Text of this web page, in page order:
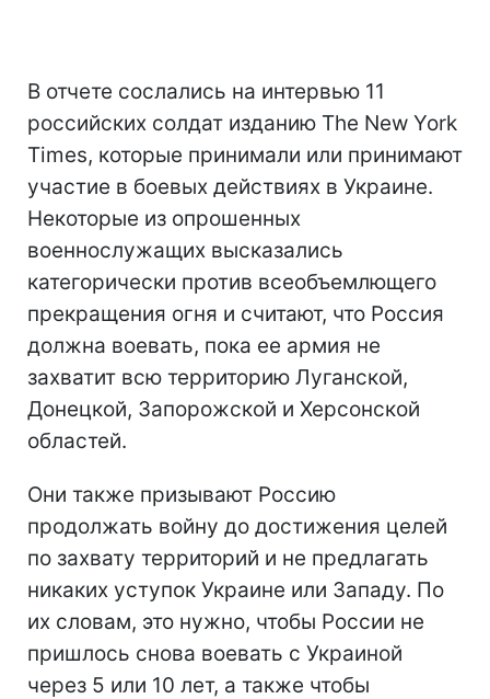
В отчете сослались на интервью 11
российских солдат изданию The New York
Times, которые принимали или принимают
участие в боевых действиях в Украине.
Некоторые из опрошенных
военнослужащих высказались
категорически против всеобъемлющего
прекращения огня и считают, что Россия
должна воевать, пока ее армия не
захватит всю территорию Луганской,
Донецкой, Запорожской и Херсонской
областей.
Они также призывают Россию
продолжать войну до достижения целей
по захвату территорий и не предлагать
никаких уступок Украине или Западу. По
их словам, это нужно, чтобы России не
пришлось снова воевать с Украиной
через 5 или 10 лет, а также чтобы